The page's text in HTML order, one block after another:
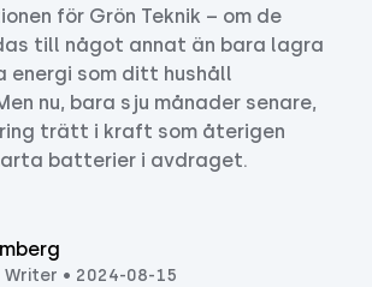
för Grön Teknik – om de
till något annat än bara lagra
energi som ditt hushåll
nu, bara sju månader senare,
trätt i kraft som återigen
batterier i avdraget.
Writer • 2024-08-15